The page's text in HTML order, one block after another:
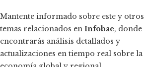
Mantente informado sobre este y otros
temas relacionados en Infobae, donde
encontrarás análisis detallados y
actualizaciones en tiempo real sobre la